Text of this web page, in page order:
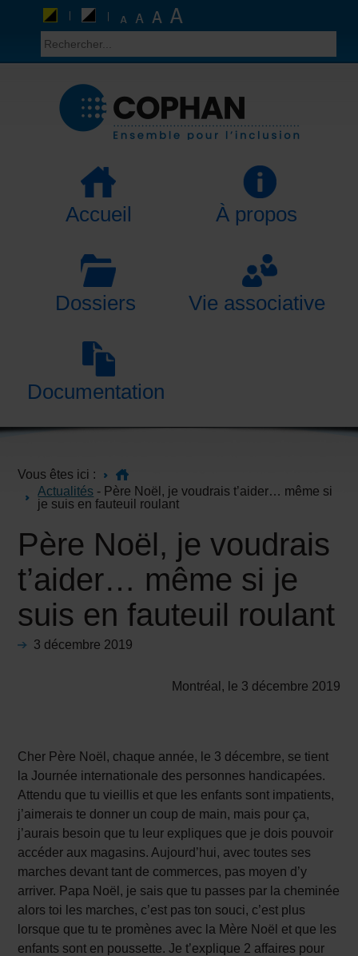
Accueil À propos
Dossiers Vie associative
Documentation
Vous êtes ici :
Actualités - Père Noël, je voudrais t’aider… même si
je suis en fauteuil roulant
Père Noël, je voudrais
t’aider… même si je
suis en fauteuil roulant
3 décembre 2019
Montréal, le 3 décembre 2019
Cher Père Noël, chaque année, le 3 décembre, se tient
la Journée internationale des personnes handicapées.
Attendu que tu vieillis et que les enfants sont impatients,
j’aimerais te donner un coup de main, mais pour ça,
j’aurais besoin que tu leur expliques que je dois pouvoir
accéder aux magasins. Aujourd’hui, avec toutes ses
marches devant tant de commerces, pas moyen d’y
arriver. Papa Noël, je sais que tu passes par la cheminée
alors toi les marches, c’est pas ton souci, c’est plus
lorsque que tu te promènes avec la Mère Noël et que les
enfants sont en poussette. Je t’explique 2 affaires pour